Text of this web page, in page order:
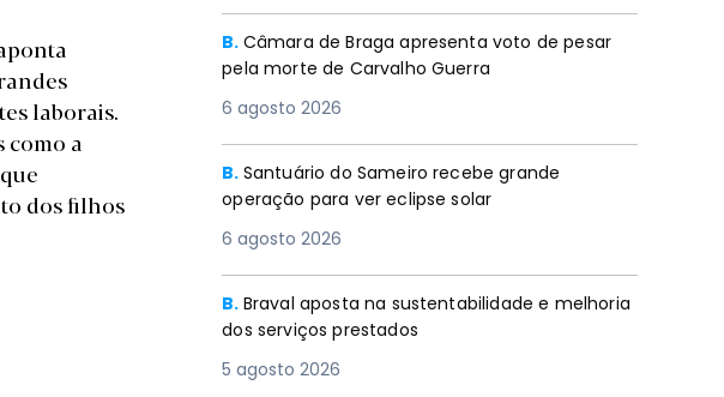
laborais.
como a
dos filhos
B. Câmara de Braga apresenta voto de pesar
pela morte de Carvalho Guerra
6 agosto 2026
B. Santuário do Sameiro recebe grande
operação para ver eclipse solar
6 agosto 2026
B. Braval aposta na sustentabilidade e melhoria
dos serviços prestados
5 agosto 2026